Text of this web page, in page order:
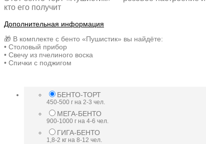
кто его получит
Дополнительная информация
🎁 В комплекте с бенто «Пушистик» вы найдёте:
• Столовый прибор
• Свечу из пчелиного воска
• Спички с поджигом
БЕНТО-ТОРТ
450-500 г на 2-3 чел.
МЕГА-БЕНТО
900-1000 г на 4-6 чел.
ГИГА-БЕНТО
1,8-2 кг на 8-12 чел.